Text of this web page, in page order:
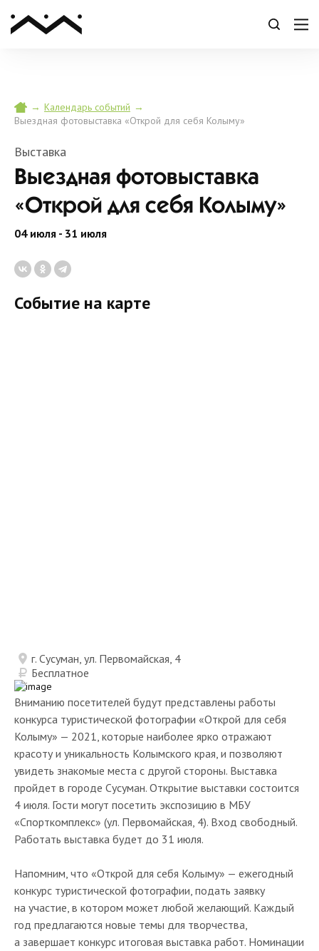
→ Календарь событий →
Выездная фотовыставка «Открой для себя Колыму»
Выставка
Выездная фотовыставка
«Открой для себя Колыму»
04 июля - 31 июля
Вниманию посетителей будут представлены работы
конкурса туристической фотографии «Открой для себя
Колыму» — 2021, которые наиболее ярко отражают
красоту и уникальность Колымского края, и позволяют
увидеть знакомые места с другой стороны. Выставка
пройдет в городе Сусуман. Открытие выставки состоится
4 июля. Гости могут посетить экспозицию в МБУ
«Спорткомплекс» (ул. Первомайская, 4). Вход свободный.
Работать выставка будет до 31 июля.
Напомним, что «Открой для себя Колыму» — ежегодный
конкурс туристической фотографии, подать заявку
на участие, в котором может любой желающий. Каждый
год предлагаются новые темы для творчества,
а завершает конкурс итоговая выставка работ. Номинации
Событие на карте
г. Сусуман, ул. Первомайская, 4
Бесплатное